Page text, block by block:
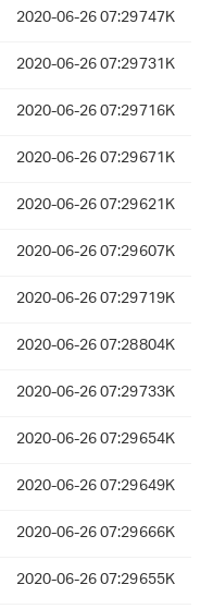
2020-06-26 07:29747K
2020-06-26 07:29731K
2020-06-26 07:29716K
2020-06-26 07:29671K
2020-06-26 07:29621K
2020-06-26 07:29607K
2020-06-26 07:29719K
2020-06-26 07:28804K
2020-06-26 07:29733K
2020-06-26 07:29654K
2020-06-26 07:29649K
2020-06-26 07:29666K
2020-06-26 07:29655K